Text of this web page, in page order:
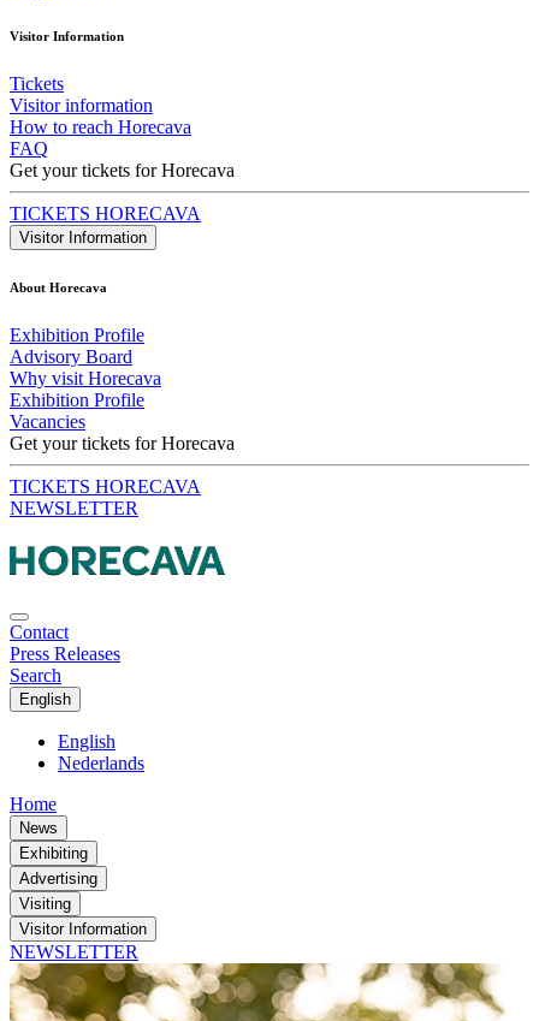
Visitor Information
Tickets
Visitor information
How to reach Horecava
FAQ
Get your tickets for Horecava
TICKETS HORECAVA
Visitor Information
About Horecava
Exhibition Profile
Advisory Board
Why visit Horecava
Exhibition Profile
Vacancies
Get your tickets for Horecava
TICKETS HORECAVA
NEWSLETTER
Contact
Press Releases
Search
English
English
Nederlands
Home
News
Exhibiting
Advertising
Visiting
Visitor Information
NEWSLETTER